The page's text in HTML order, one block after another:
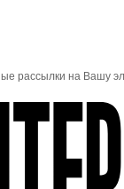
рассылки на Вашу